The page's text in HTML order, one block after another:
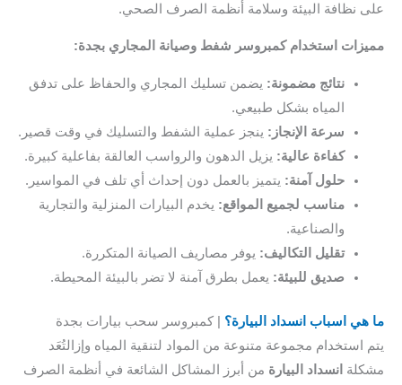
نظافة البيئة وسلامة أنظمة الصرف الصحي.
استخدام كمبروسر شفط وصيانة المجاري بجدة:
نتائج مضمونة:يضمن تسليك المجاري والحفاظ على تدفق
المياه بشكل طبيعي.
سرعة الإنجاز:ينجز عملية الشفط والتسليك في وقت قصير.
كفاءة عالية: يزيل الدهون والرواسب العالقة بفاعلية كبيرة.
حلول آمنة: يتميز بالعمل دون إحداث أي تلف في المواسير.
مناسب لجميع المواقع:يخدم البيارات المنزلية والتجارية
والصناعية.
تقليل التكاليف:يوفر مصاريف الصيانة المتكررة.
صديق للبيئة: يعمل بطرق آمنة لا تضر بالبيئة المحيطة.
اسباب انسداد البيارة؟| كمبروسر سحب بيارات بجدة
استخدام مجموعة متنوعة من المواد لتنقية المياه وإزالتُعَد
انسداد البيارة
من أبرز المشاكل الشائعة في أنظمة الصرف